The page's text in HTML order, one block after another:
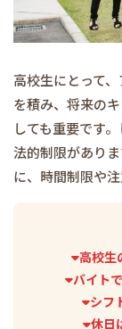
高校生にとって
を積み、将来の
しても重要です
法的制限があり
に、時間制限や
高校生
バイト
シフ
休日